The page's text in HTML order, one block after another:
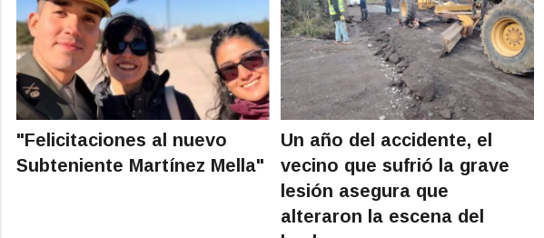
"Felicitaciones al nuevo
Subteniente Martínez Mella"
Un año del accidente, el
vecino que sufrió la grave
lesión asegura que
alteraron la escena del